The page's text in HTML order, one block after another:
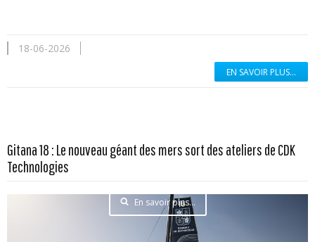
18-06-2026
EN SAVOIR PLUS...
Gitana 18 : Le nouveau géant des mers sort des ateliers de CDK
Technologies
En savoir plus...